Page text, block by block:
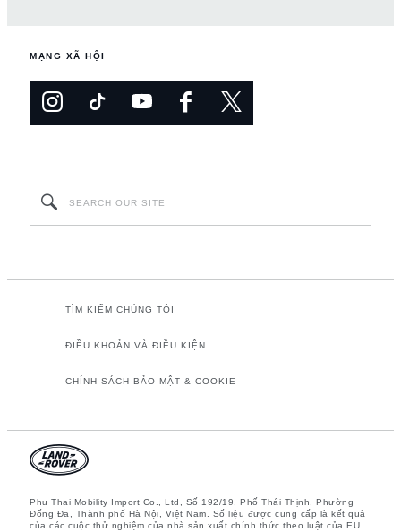
MẠNG XÃ HỘI
TÌM KIẾM CHÚNG TÔI
ĐIỀU KHOẢN VÀ ĐIỀU KIỆN
CHÍNH SÁCH BẢO MẬT & COOKIE
Phu Thai Mobility Import Co., Ltd, Số 192/19, Phố Thái Thịnh, Phường
Đống Đa, Thành phố Hà Nội, Việt Nam. Số liệu được cung cấp là kết quả
của các cuộc thử nghiệm của nhà sản xuất chính thức theo luật của EU.